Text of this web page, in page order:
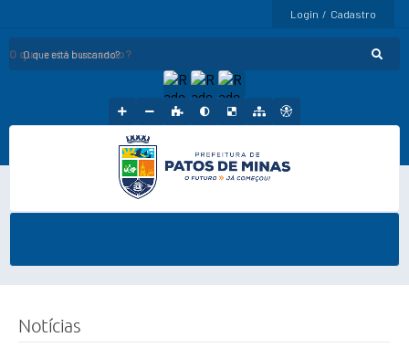
Login / Cadastro
O que está buscando?
Notícias